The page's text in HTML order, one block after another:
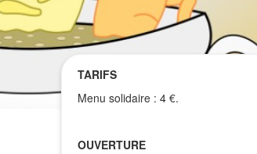
TARIFS
Menu solidaire : 4 €.
OUVERTURE